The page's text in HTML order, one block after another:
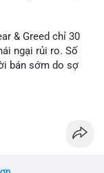
& Greed chỉ 30
ngại rủi ro. Số
bán sớm do sợ
(BICO),
(Pudgy Penguins),